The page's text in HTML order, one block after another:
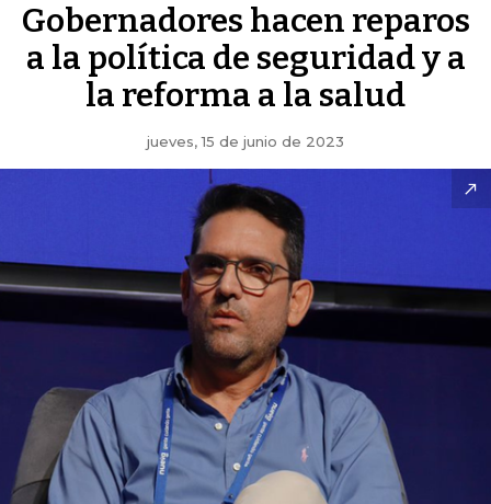
Gobernadores hacen reparos
a la política de seguridad y a
la reforma a la salud
jueves, 15 de junio de 2023